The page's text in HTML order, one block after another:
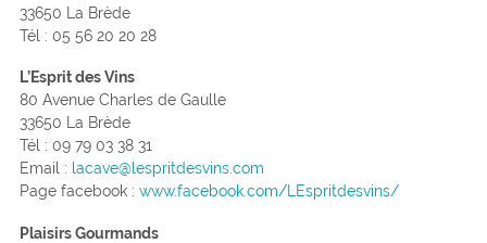
33650 La Brède
Tél : 05 56 20 20 28
L’Esprit des Vins
80 Avenue Charles de Gaulle
33650 La Brède
Tél : 09 79 03 38 31
Email : lacave@lespritdesvins.com
Page facebook : www.facebook.com/LEspritdesvins/
Plaisirs Gourmands